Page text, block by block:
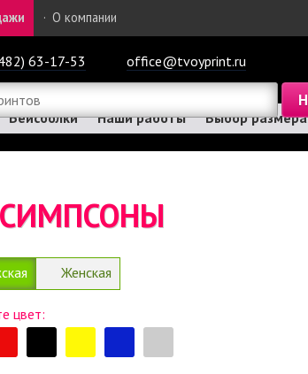
· О компании
63-17-53
office@tvoyprint.ru
Бейсболки Наши работы Выбор размера
СИМПСОНЫ
Женская
цвет: